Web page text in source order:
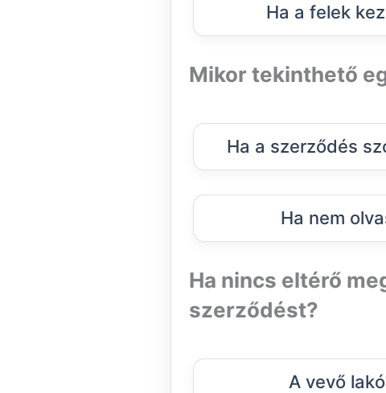
Ha a felek
Mikor tekinthető
Ha a szerződés
Ha nem
Ha nincs eltérő
szerződést?
A vevő